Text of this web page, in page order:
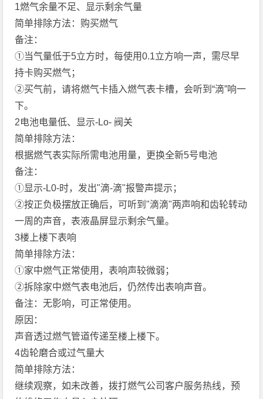
1燃气余量不足、显示剩余气量
简单排除方法：购买燃气
备注：
①当气量低于5立方时，每使用0.1立方响一声，需尽早
持卡购买燃气；
②买气前，请将燃气卡插入燃气表卡槽，会听到“滴”响一
下。
2电池电量低、显示-Lo- 阀关
简单排除方法：
根据燃气表实际所需电池用量，更换全新5号电池
备注：
①显示-L0-时，发出"滴-滴"报警声提示；
②按正负极摆放正确后，可听到"滴滴"两声响和齿轮转动
一周的声音，表液晶屏显示剩余气量。
3楼上楼下表响
简单排除方法：
①家中燃气正常使用，表响声较微弱；
②拆除家中燃气表电池后，仍然传出表响声音。
备注：无影响，可正常使用。
原因：
声音透过燃气管道传递至楼上楼下。
4齿轮磨合或过气量大
简单排除方法：
继续观察，如未改善，拨打燃气公司客户服务热线，预